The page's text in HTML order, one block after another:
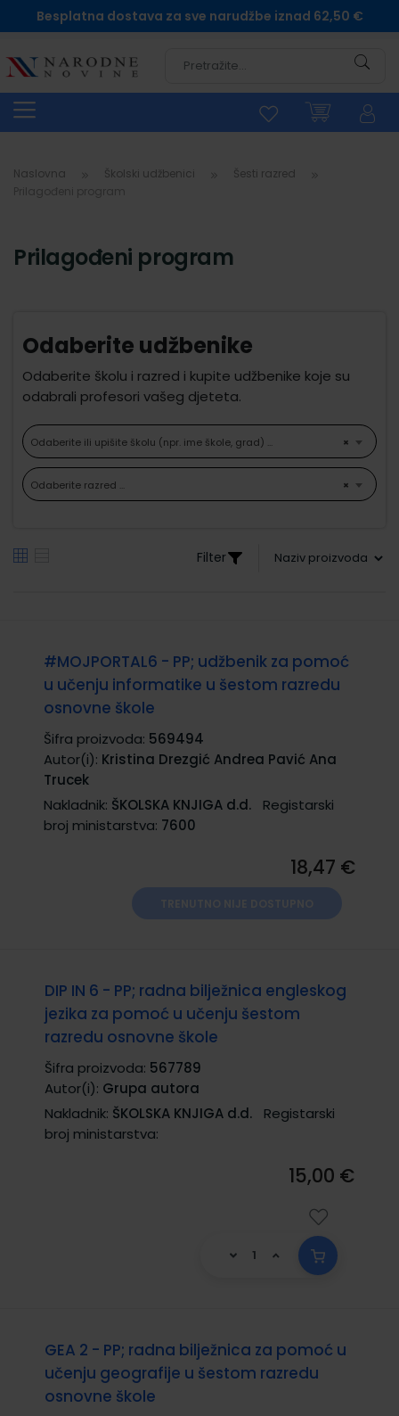
Besplatna dostava za sve narudžbe iznad 62,50 €
Naslovna Školski udžbenici
Šesti razred
Prilagođeni program
Odaberite udžbenike
Odaberite školu i razred i kupite udžbenike koje su
odabrali profesori vašeg djeteta.
×
Odaberite ili upišite školu (npr. ime škole, grad) ...
×
Odaberite razred ...
Filter
#MOJPORTAL6 - PP; udžbenik za pomoć
u učenju informatike u šestom razredu
osnovne škole
Šifra proizvoda: 569494
Autor(i): Kristina Drezgić Andrea Pavić Ana
Trucek
Nakladnik: ŠKOLSKA KNJIGA d.d.
Registarski
broj ministarstva: 7600
18,47 €
DIP IN 6 - PP; radna bilježnica engleskog
jezika za pomoć u učenju šestom
razredu osnovne škole
Šifra proizvoda: 567789
Autor(i): Grupa autora
Nakladnik: ŠKOLSKA KNJIGA d.d.
Registarski
broj ministarstva:
15,00 €
GEA 2 - PP; radna bilježnica za pomoć u
učenju geografije u šestom razredu
osnovne škole